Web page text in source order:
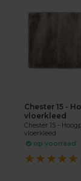
Chester 15 -
vloerkleed
Chester 15 -
vloerkleed
op voorraad
★★★★★